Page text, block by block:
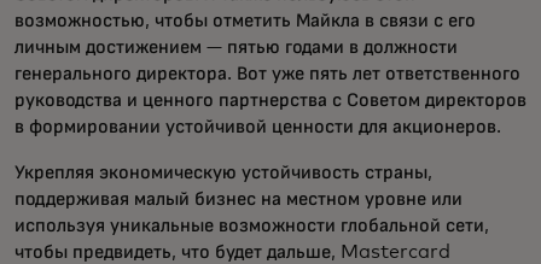
возможностью, чтобы отметить Майкла в связи с его
личным достижением — пятью годами в должности
генерального директора. Вот уже пять лет ответственного
руководства и ценного партнерства с Советом директоров
в формировании устойчивой ценности для акционеров.
Укрепляя экономическую устойчивость страны,
поддерживая малый бизнес на местном уровне или
используя уникальные возможности глобальной сети,
чтобы предвидеть, что будет дальше, Mastercard